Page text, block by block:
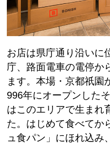
お店は県庁通り沿いに
庁、路面電車の電停か
ます。本場・京都祇園
996年にオープンした
はこのエリアで生まれ
た。はじめて食べてか
ュ食パン」にほれ込み